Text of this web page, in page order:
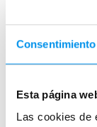
Consentimiento
Esta página
Las cookies de
Hojas o biombos
Mamparas de